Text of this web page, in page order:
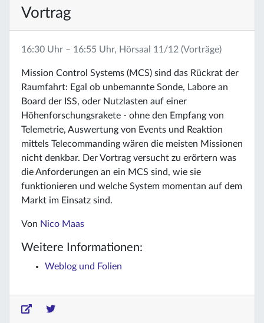
Vortrag
16:30 Uhr – 16:55 Uhr, Hörsaal 11/12 (Vorträge)
Mission Control Systems (MCS) sind das Rückrat der
Raumfahrt: Egal ob unbemannte Sonde, Labore an
Board der ISS, oder Nutzlasten auf einer
Höhenforschungsrakete - ohne den Empfang von
Telemetrie, Auswertung von Events und Reaktion
mittels Telecommanding wären die meisten Missionen
nicht denkbar. Der Vortrag versucht zu erörtern was
die Anforderungen an ein MCS sind, wie sie
funktionieren und welche System momentan auf dem
Markt im Einsatz sind.
Von Nico Maas
Weitere Informationen:
Weblog und Folien